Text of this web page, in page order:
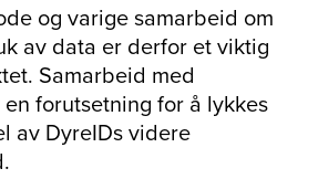
og varige samarbeid om
av data er derfor et viktig
Samarbeid med
forutsetning for å lykkes
av DyreIDs videre